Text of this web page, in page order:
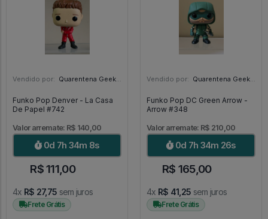
Vendido por: Quarentena Geek Store - SP
Funko Pop Denver - La Casa
De Papel #742
Valor arremate: R$ 140,00
0d 7h 34m 6s
R$ 111,00
4x R$ 27,75 sem juros
Frete Grátis
Vendido por: Quarentena Geek Store - SP
Funko Pop DC Green Arrow -
Arrow #348
Valor arremate: R$ 210,00
0d 7h 34m 24s
R$ 165,00
4x R$ 41,25 sem juros
Frete Grátis